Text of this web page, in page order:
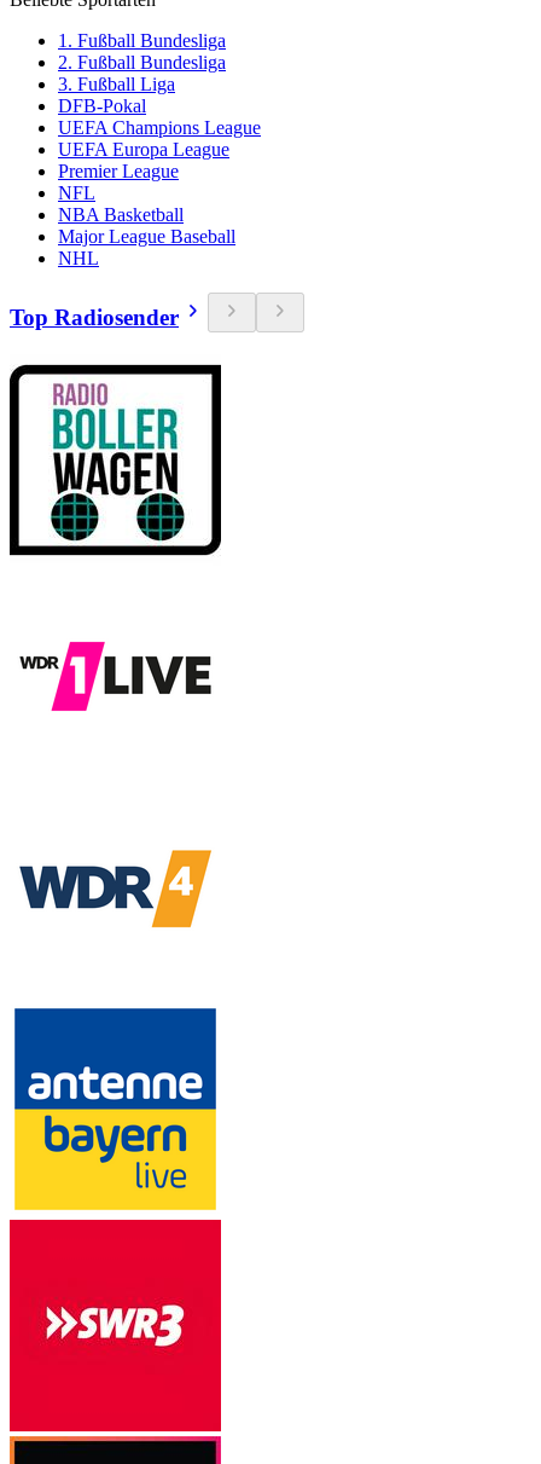
1. Fußball Bundesliga
2. Fußball Bundesliga
3. Fußball Liga
DFB-Pokal
UEFA Champions League
UEFA Europa League
Premier League
NFL
NBA Basketball
Major League Baseball
NHL
Top Radiosender